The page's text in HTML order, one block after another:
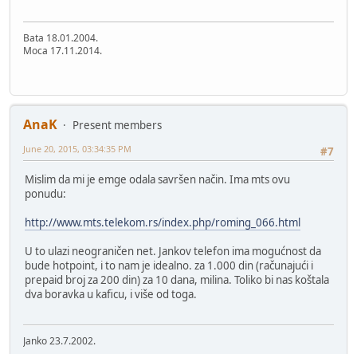
Bata 18.01.2004.
Moca 17.11.2014.
AnaK
Present members
#7
June 20, 2015, 03:34:35 PM
Mislim da mi je emge odala savršen način. Ima mts ovu
ponudu:
http://www.mts.telekom.rs/index.php/roming_066.html
U to ulazi neograničen net. Jankov telefon ima mogućnost da
bude hotpoint, i to nam je idealno. za 1.000 din (računajući i
prepaid broj za 200 din) za 10 dana, milina. Toliko bi nas koštala
dva boravka u kaficu, i više od toga.
Janko 23.7.2002.